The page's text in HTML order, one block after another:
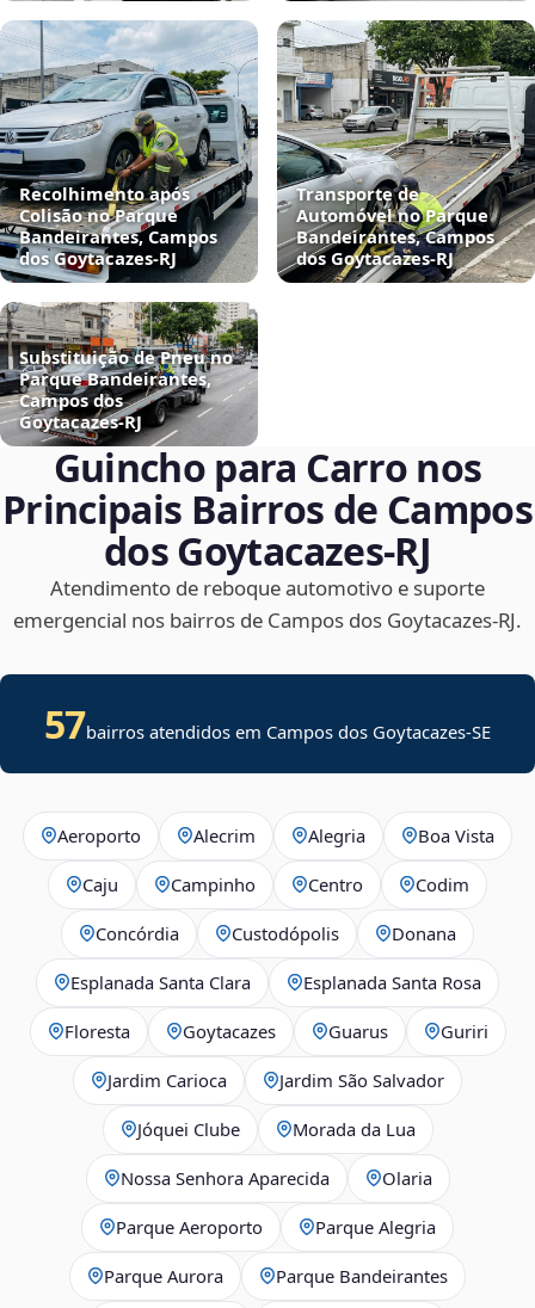
Recolhimento após
Colisão no Parque
Bandeirantes, Campos
dos Goytacazes‑RJ
Transporte de
Automóvel no Parque
Bandeirantes, Campos
dos Goytacazes‑RJ
Substituição de Pneu no
Parque Bandeirantes,
Campos dos
Goytacazes‑RJ
Guincho para Carro nos
Principais Bairros de Campos
dos Goytacazes‑RJ
Atendimento de reboque automotivo e suporte
emergencial nos bairros de Campos dos Goytacazes‑RJ.
57bairros atendidos em Campos dos Goytacazes-SE
Aeroporto Alecrim Alegria Boa Vista
Caju Campinho Centro Codim
Concórdia Custodópolis Donana
Esplanada Santa Clara Esplanada Santa Rosa
Floresta Goytacazes Guarus Guriri
Jardim Carioca Jardim São Salvador
Jóquei Clube Morada da Lua
Nossa Senhora Aparecida Olaria
Parque Aeroporto Parque Alegria
Parque Aurora Parque Bandeirantes